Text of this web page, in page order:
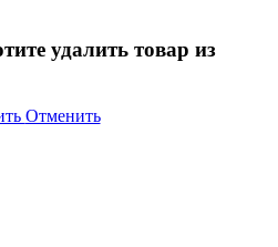
удалить товар из
Отменить